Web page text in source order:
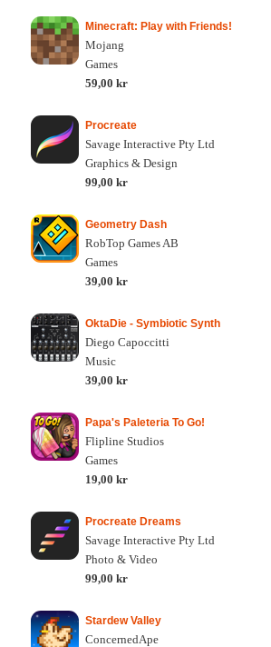
Minecraft: Play with Friends!
Mojang
Games
59,00 kr
Procreate
Savage Interactive Pty Ltd
Graphics & Design
99,00 kr
Geometry Dash
RobTop Games AB
Games
39,00 kr
OktaDie - Symbiotic Synth
Diego Capoccitti
Music
39,00 kr
Papa's Paleteria To Go!
Flipline Studios
Games
19,00 kr
Procreate Dreams
Savage Interactive Pty Ltd
Photo & Video
99,00 kr
Stardew Valley
ConcernedApe